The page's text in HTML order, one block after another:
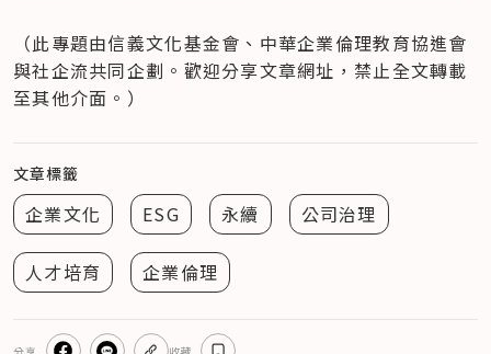
（此專題由信義文化基金會、中華企業倫理教育協進會
與社企流共同企劃。歡迎分享文章網址，禁止全文轉載
至其他介面。）
文章標籤
企業文化 ESG 永續 公司治理
人才培育 企業倫理